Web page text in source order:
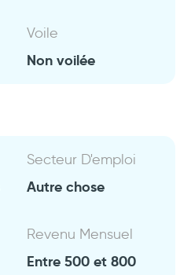
Voile
Non voilée
Secteur D'emploi
Autre chose
Revenu Mensuel
Entre 500 et 800